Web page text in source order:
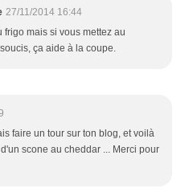
27/11/2014 16:44
frigo mais si vous mettez au
ça aide à la coupe.
faire un tour sur ton blog, et voilà
scone au cheddar ... Merci pour